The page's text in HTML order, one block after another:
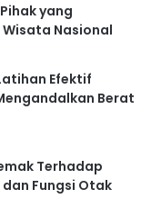
yang
Nasional
Efektif
Berat
Terhadap
Fungsi Otak